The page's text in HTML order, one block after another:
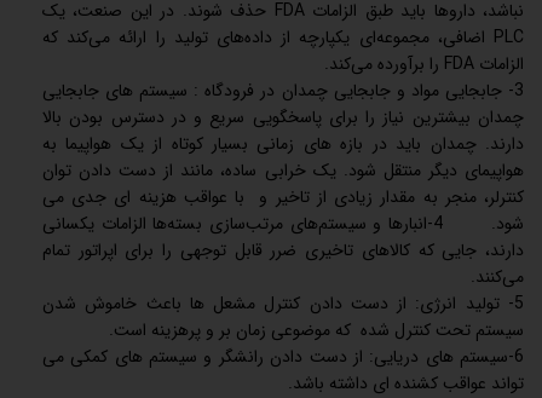
نباشد، داروها باید طبق الزامات FDA حذف شوند. در این صنعت، یک
PLC اضافی، مجموعه‌ای یکپارچه از داده‌های تولید را ارائه می‌کند که
الزامات FDA را برآورده می‌کند.
3- جابجایی مواد و جابجایی چمدان در فرودگاه : سیستم های جابجایی
چمدان بیشترین نیاز را برای پاسخگویی سریع و در دسترس بودن بالا
دارند. چمدان باید در بازه های زمانی بسیار کوتاه از یک هواپیما به
هواپیمای دیگر منتقل شود. یک خرابی ساده، مانند از دست دادن توان
کنترلر، منجر به مقدار زیادی از تاخیر و با عواقب هزینه ای جدی می
شود. 4-انبارها و سیستم‌های مرتب‌سازی بسته‌ها الزامات یکسانی
دارند، جایی که کالاهای تاخیری ضرر قابل توجهی را برای اپراتور تمام
می‌کنند.
5- تولید انرژی: از دست دادن کنترل مشعل ها باعث خاموش شدن
سیستم تحت کنترل شده که موضوعی زمان بر و پرهزینه است.
6-سیستم های دریایی: از دست دادن رانشگر و سیستم های کمکی می
تواند عواقب کشنده ای داشته باشد.